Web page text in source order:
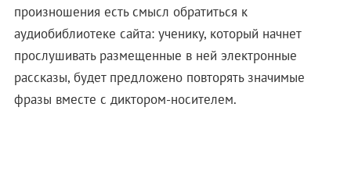
произношения есть смысл обратиться к
аудиобиблиотеке сайта: ученику, который начнет
прослушивать размещенные в ней электронные
рассказы, будет предложено повторять значимые
фразы вместе с диктором-носителем.